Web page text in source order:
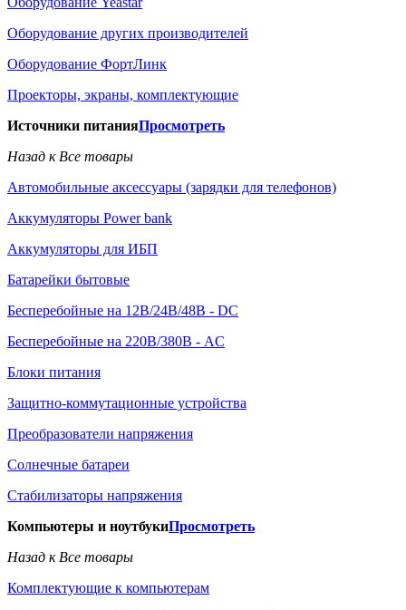
Оборудование других производителей
Оборудование ФортЛинк
Проекторы, экраны, комплектующие
Источники питанияПросмотреть
Назад к Все товары
Автомобильные аксессуары (зарядки для телефонов)
Аккумуляторы Power bank
Аккумуляторы для ИБП
Батарейки бытовые
Бесперебойные на 12В/24В/48В - DC
Бесперебойные на 220В/380В - AC
Блоки питания
Защитно-коммутационные устройства
Преобразователи напряжения
Солнечные батареи
Стабилизаторы напряжения
Компьютеры и ноутбукиПросмотреть
Назад к Все товары
Комплектующие к компьютерам